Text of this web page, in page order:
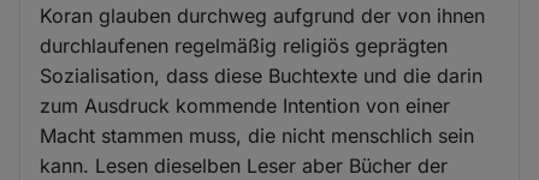
Koran glauben durchweg aufgrund der von ihnen
durchlaufenen regelmäßig religiös geprägten
Sozialisation, dass diese Buchtexte und die darin
zum Ausdruck kommende Intention von einer
Macht stammen muss, die nicht menschlich sein
kann. Lesen dieselben Leser aber Bücher der